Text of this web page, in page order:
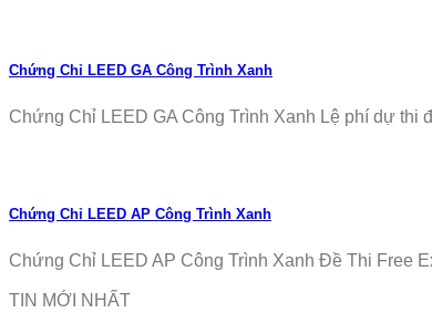
Chứng Chỉ LEED GA Công Trình Xanh
Chứng Chỉ LEED GA Công Trình Xanh Lệ phí dự thi
Chứng Chỉ LEED AP Công Trình Xanh
Chứng Chỉ LEED AP Công Trình Xanh Đề Thi Free
TIN MỚI NHẤT